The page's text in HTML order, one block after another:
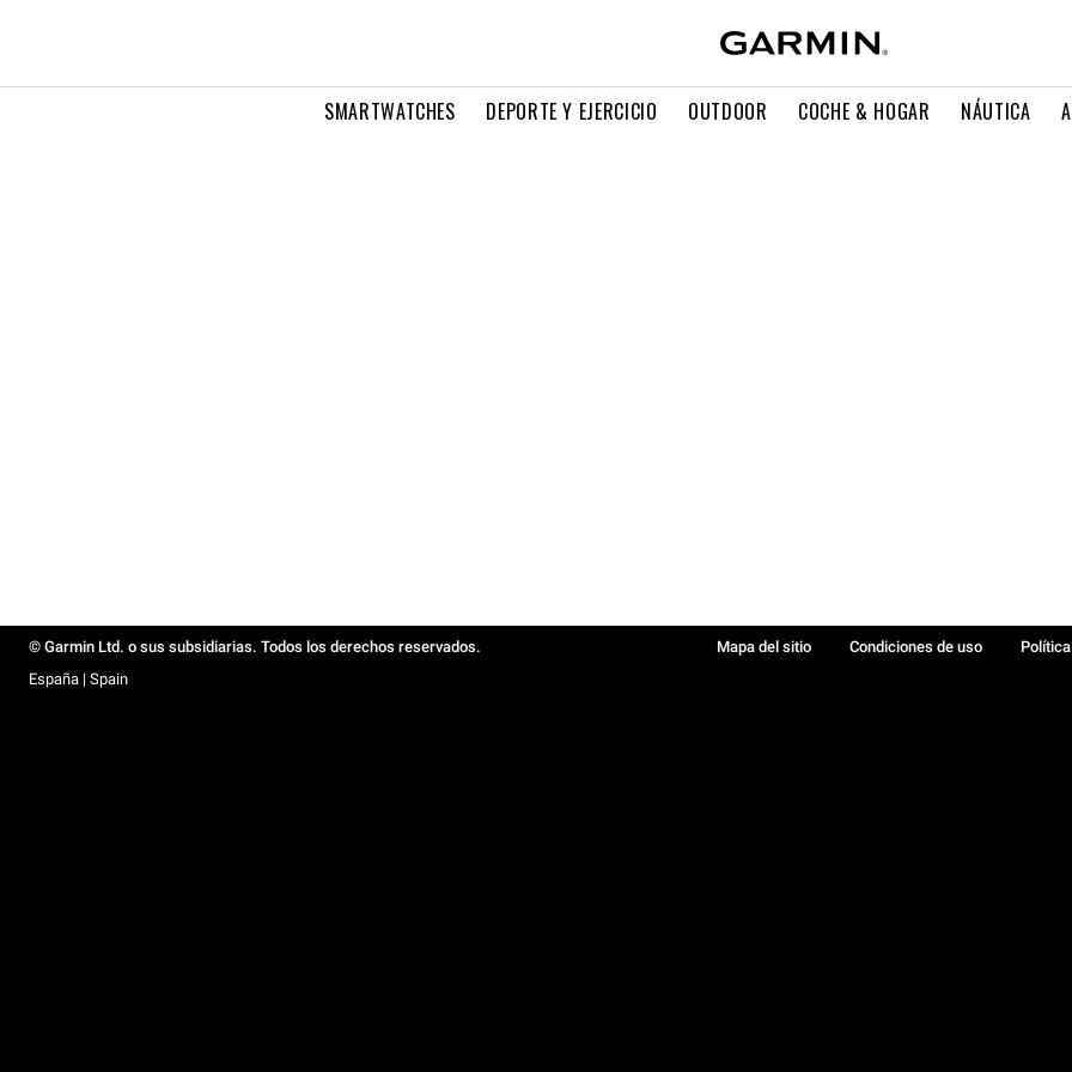
SMARTWATCHES DEPORTE Y EJERCICIO OUTDOOR COCHE & HOGAR NÁUTICA
© Garmin Ltd. o sus subsidiarias. Todos los derechos reservados. Mapa del sitio Condiciones de uso
España | Spain